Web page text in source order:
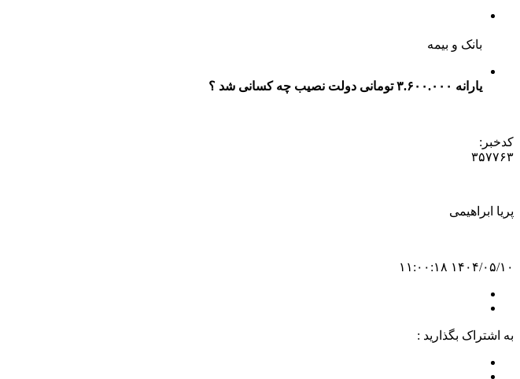
بانک و بیمه
یارانه ۳.۶۰۰.۰۰۰ تومانی دولت نصیب چه کسانی شد ؟
کدخبر:
۳۵۷۷۶۳
پریا ابراهیمی
۱۴۰۴/۰۵/۱۰ ۱۱:۰۰:۱۸
به اشتراک بگذارید :